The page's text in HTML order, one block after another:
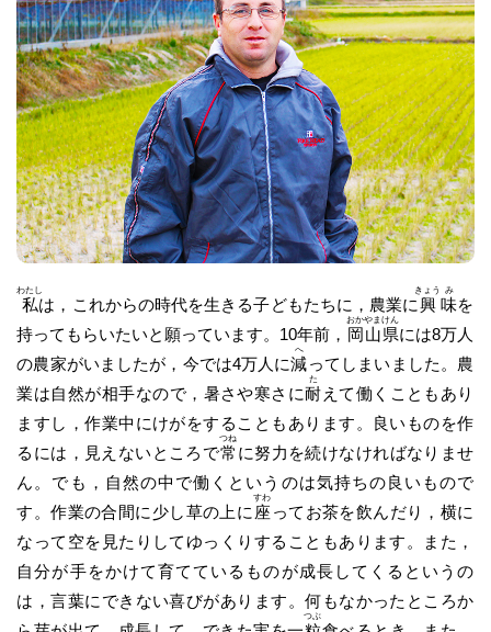
私
わたし
は，これからの時代を生きる子どもたちに，農業に興
きょう
味
み
を
持ってもらいたいと願っています。10年前， 岡
おか
山
やま
県
けん
には8万人
の農家がいましたが，今では4万人に減
へ
ってしまいました。農
業は自然が相手なので，暑さや寒さに耐
た
えて働くこともあり
ますし，作業中にけがをすることもあります。良いものを作
るには，見えないところで常
つね
に努力を続けなければなりませ
ん。でも，自然の中で働くというのは気持ちの良いもので
す。作業の合間に少し草の上に 座
すわ
ってお茶を飲んだり，横に
なって空を見たりしてゆっくりすることもあります。また，
自分が手をかけて育てているものが成長してくるというの
は，言葉にできない喜びがあります。何もなかったところか
つぶ